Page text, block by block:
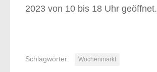
2023 von 10 bis 18 Uhr geöffnet.
Schlagwörter: Wochenmarkt